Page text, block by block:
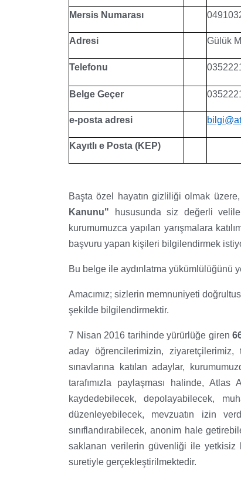
Mersis Numarası
Adresi Gülük
Telefonu
Belge Geçer
e-posta adresi
Kayıtlı e Posta (KEP)
Başta özel hayatın gizliliği olmak
Kanunu"
hususunda siz değerli
kurumumuzca yapılan yarışmalara
başvuru yapan kişileri bilgilendirmek
Bu belge ile aydınlatma yükümlülüğünü
Amacımız; sizlerin memnuniyeti
şekilde bilgilendirmektir.
7 Nisan 2016 tarihinde yürürlüğe giren
aday öğrencilerimizin, ziyaretçilerimiz,
sınavlarına katılan adaylar,
tarafımızla paylaşması halinde,
kaydedebilecek, depolayabilecek,
düzenleyebilecek, mevzuatın izin
sınıflandırabilecek, anonim hale
saklanan verilerin güvenliği ile yetkisiz
suretiyle gerçekleştirilmektedir.